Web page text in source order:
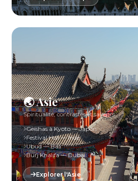
🌏 Asie
Spiritualité, contrastes et saveurs
Geishas à Kyoto — Japon
Festival Holi — Inde
Ubud — Bali
Burj Khalifa — Dubaï
Explorer l'Asie